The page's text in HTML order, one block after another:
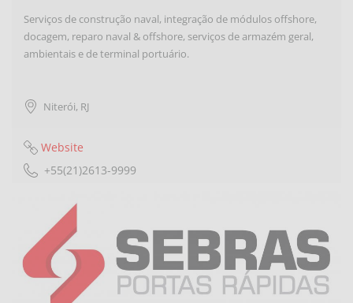
Serviços de construção naval, integração de módulos offshore,
docagem, reparo naval & offshore, serviços de armazém geral,
ambientais e de terminal portuário.
Niterói, RJ
Website
+55(21)2613-9999